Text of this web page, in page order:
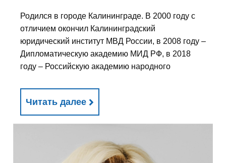
Родился в городе Калининграде. В 2000 году с
отличием окончил Калининградский
юридический институт МВД России, в 2008 году –
Дипломатическую академию МИД РФ, в 2018
году – Российскую академию народного
Читать далее